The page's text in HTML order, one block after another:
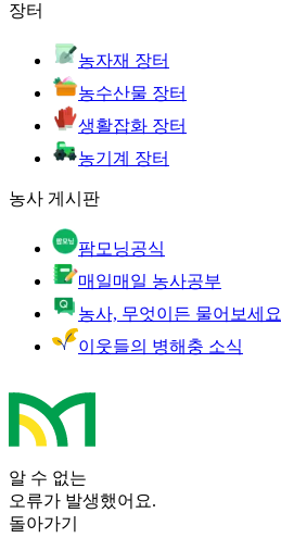
장터
농자재 장터
농수산물 장터
생활잡화 장터
농기계 장터
농사 게시판
팜모닝공식
매일매일 농사공부
농사, 무엇이든 물어보세요
이웃들의 병해충 소식
알 수 없는
오류가 발생했어요.
돌아가기